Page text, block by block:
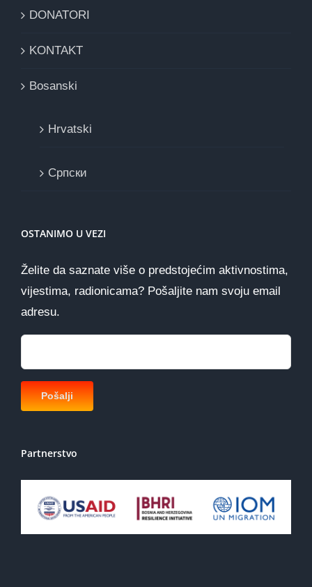
DONATORI
KONTAKT
Bosanski
Hrvatski
Cрпски
OSTANIMO U VEZI
Želite da saznate više o predstojećim aktivnostima,
vijestima, radionicama? Pošaljite nam svoju email
adresu.
Partnerstvo